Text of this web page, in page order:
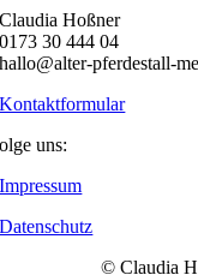
Claudia Hoßner
0173 30 444 04
hallo@alter-pferdestall-
Kontaktformular
uns:
Impressum
Datenschutz
© Claudia